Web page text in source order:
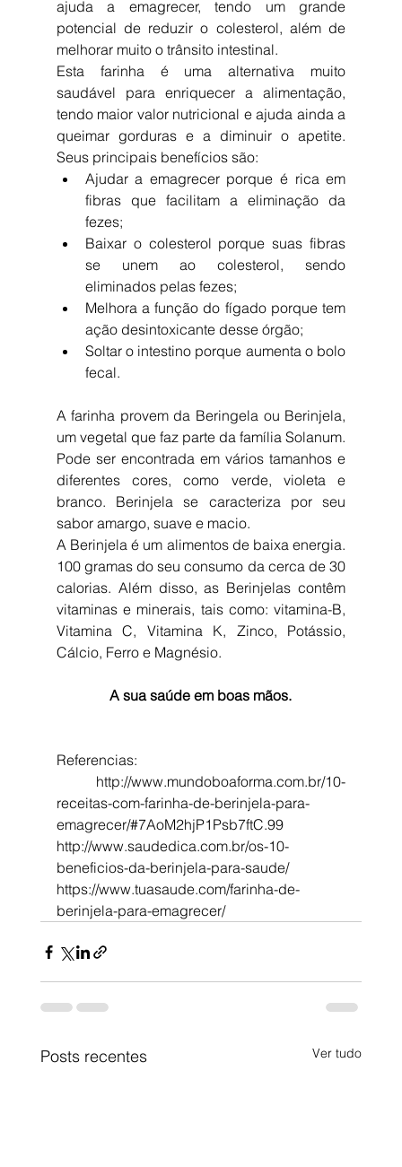
ajuda a emagrecer, tendo um grande
potencial de reduzir o colesterol, além de
melhorar muito o trânsito intestinal.
Esta farinha é uma alternativa muito
saudável para enriquecer a alimentação,
tendo maior valor nutricional e ajuda ainda a
queimar gorduras e a diminuir o apetite.
Seus principais benefícios são:
Ajudar a emagrecer porque é rica em
fibras que facilitam a eliminação da
fezes;
Baixar o colesterol porque suas fibras
se unem ao colesterol, sendo
eliminados pelas fezes;
Melhora a função do fígado porque tem
ação desintoxicante desse órgão;
Soltar o intestino porque aumenta o bolo
fecal.
A farinha provem da Beringela ou Berinjela,
um vegetal que faz parte da família Solanum.
Pode ser encontrada em vários tamanhos e
diferentes cores, como verde, violeta e
branco. Berinjela se caracteriza por seu
sabor amargo, suave e macio.
A Berinjela é um alimentos de baixa energia.
100 gramas do seu consumo da cerca de 30
calorias. Além disso, as Berinjelas contêm
vitaminas e minerais, tais como: vitamina-B,
Vitamina C, Vitamina K, Zinco, Potássio,
Cálcio, Ferro e Magnésio.
A sua saúde em boas mãos.
Referencias:
receitas-com-farinha-de-berinjela-para-
emagrecer/#7AoM2hjP1Psb7ftC.99
http://www.saudedica.com.br/os-10-
beneficios-da-berinjela-para-saude/
https://www.tuasaude.com/farinha-de-
berinjela-para-emagrecer/
Posts recentes Ver tudo